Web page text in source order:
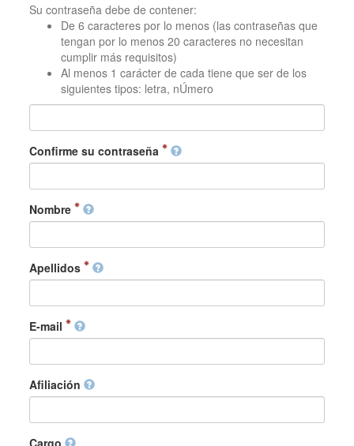
Su contraseña debe de contener:
De 6 caracteres por lo menos (las contraseñas que
tengan por lo menos 20 caracteres no necesitan
cumplir más requisitos)
Al menos 1 carácter de cada tiene que ser de los
siguientes tipos: letra, nÚmero
Confirme su contraseña
Nombre
Apellidos
E-mail
Afiliación
Cargo